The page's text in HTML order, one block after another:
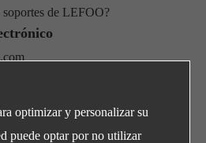
soportes de LEFOO?
optimizar y personalizar su
puede optar por no utilizar